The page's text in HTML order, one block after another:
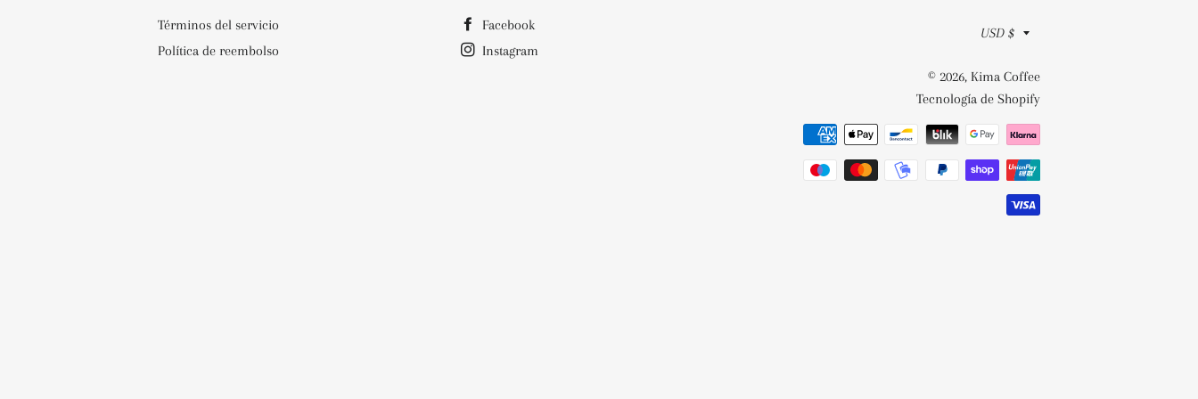
Términos del servicio
Política de reembolso
Facebook
Instagram
Moneda
USD $
© 2026, Kima Coffee
Tecnología de Shopify
de
pago